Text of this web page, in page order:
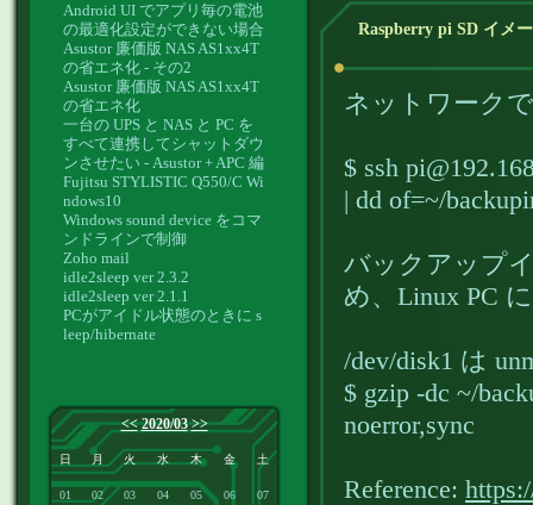
Android UI でアプリ毎の電池
の最適化設定ができない場合
Asustor 廉価版 NAS AS1xx4T
の省エネ化 - その2
Asustor 廉価版 NAS AS1xx4T
の省エネ化
一台の UPS と NAS と PC を
すべて連携してシャットダウ
ンさせたい - Asustor + APC 編
Fujitsu STYLISTIC Q550/C Wi
ndows10
Windows sound device をコマ
ンドラインで制御
Zoho mail
idle2sleep ver 2.3.2
idle2sleep ver 2.1.1
PCがアイドル状態のときに s
leep/hibernate
<< 2020/03 >>
日 月 火 水 木 金 土
01 02 03 04 05 06 07
Raspberry pi SD イメ
ネットワーク
$ ssh
| dd of=~/
バックアップ
め、Linux PC
/dev/disk1 は
$ gzip -dc ~/
noerror,sync
Reference: